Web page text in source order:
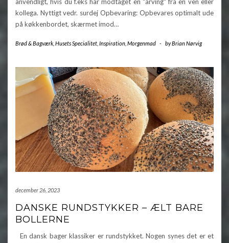
anvendligt, hvis du f.eks har modtaget en "arving" fra en ven eller
kollega. Nyttigt vedr. surdej Opbevaring: Opbevares optimalt ude
på køkkenbordet, skærmet imod…
Brød & Bagværk Husets Specialitet Inspiration Morgenmad - byBrian Nørvig
december 26, 2023
DANSKE RUNDSTYKKER – ÆLT BARE
BOLLERNE
En dansk bager klassiker er rundstykket. Nogen synes det er et